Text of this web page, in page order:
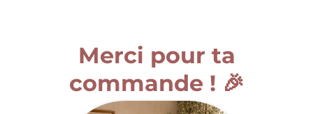
Merci pour ta
commande ! 🎉